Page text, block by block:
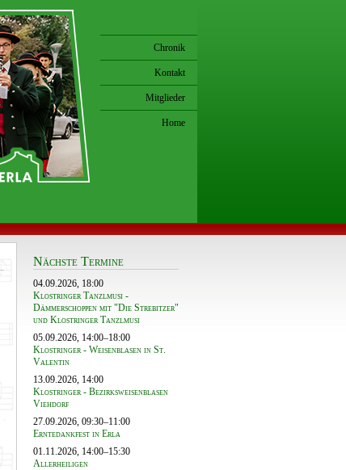
Chronik
Kontakt
Mitglieder
Home
Nächste Termine
04.09.2026, 18:00
Klostringer Tanzlmusi -
Dämmerschoppen mit "Die Strebitzer"
und Klostringer Tanzlmusi
05.09.2026, 14:00–18:00
Klostringer - Weisenblasen in St.
Valentin
13.09.2026, 14:00
Klostringer - Bezirksweisenblasen
Viehdorf
27.09.2026, 09:30–11:00
Erntedankfest in Erla
01.11.2026, 14:00–15:30
Allerheiligen